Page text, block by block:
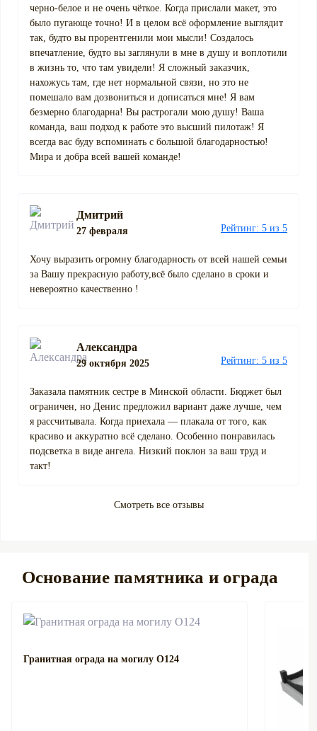
черно-белое и не очень чёткое. Когда прислали макет, это
было пугающе точно! И в целом всё оформление выглядит
так, будто вы прорентгенили мои мысли! Создалось
впечатление, будто вы заглянули в мне в душу и воплотили
в жизнь то, что там увидели! Я сложный заказчик,
нахожусь там, где нет нормальной связи, но это не
помешало вам дозвониться и дописаться мне! Я вам
безмерно благодарна! Вы растрогали мою душу! Ваша
команда, ваш подход к работе это высший пилотаж! Я
всегда вас буду вспоминать с большой благодарностью!
Мира и добра всей вашей команде!
Дмитрий
27 февраля Рейтинг: 5 из 5
Хочу выразить огромну благодарность от всей нашей семьи
за Вашу прекрасную работу,всё было сделано в сроки и
невероятно качественно !
Александра
29 октября 2025 Рейтинг: 5 из 5
Заказала памятник сестре в Минской области. Бюджет был
ограничен, но Денис предложил вариант даже лучше, чем
я рассчитывала. Когда приехала — плакала от того, как
красиво и аккуратно всё сделано. Особенно понравилась
подсветка в виде ангела. Низкий поклон за ваш труд и
такт!
Смотреть все отзывы
Основание памятника и ограда
Гранитная ограда на могилу О124